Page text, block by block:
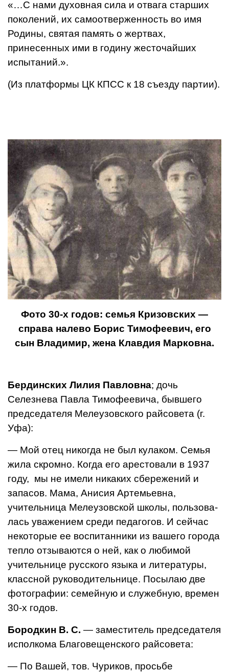
«…С нами духовная сила и отвага старших
поколений, их самоотверженность во имя
Родины, святая память о жертвах,
принесенных ими в годину жесточайших
испытаний.».
(Из платформы ЦК КПСС к 18 съезду партии).
Фото 30-х годов: семья Кризовских —
справа налево Борис Ти­мофеевич, его
сын Владимир, жена Клавдия Марковна.
Бердинских Лилия Павловна; дочь
Селезнева Павла Тимофее­вича, бывшего
председателя Ме­леузовского райсовета (г.
Уфа):
— Мой отец никогда не был кулаком. Семья
жила скромно. Когда его арестовали в 1937
году, мы не имели никаких сбережений и
запасов. Мама, Анисия Артемьевна,
учительница Мелеузовской школы, пользова­
лась уважением среди педаго­гов. И сейчас
некоторые ее вос­питанники из вашего города
теп­ло отзываются о ней, как о люби­мой
учительнице русского языка и литературы,
классной руково­дительнице. Посылаю две
фото­графии: семейную и служебную, времен
30-х годов.
Бородкин В. С. — заместитель председателя
исполкома Благо­вещенского райсовета:
— По Вашей, тов. Чуриков, просьбе